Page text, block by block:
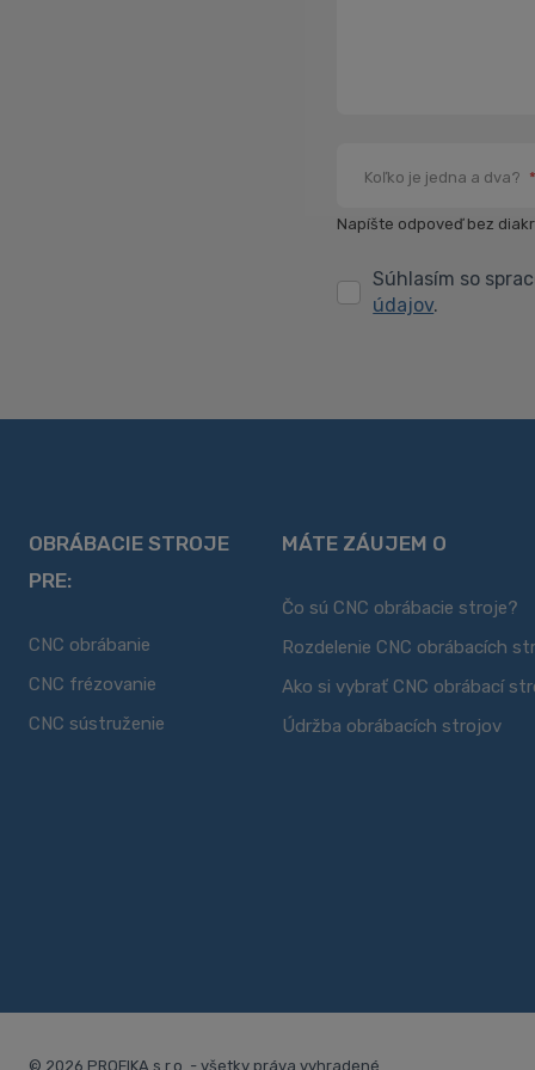
Koľko je jedna a dva? *
Napíšte odpoveď bez
Súhlasím
údajov.
Súhlasím so
údajov.
OBRÁBACIE STROJE
PRE:
CNC obrábanie
CNC frézovanie
CNC sústruženie
MÁTE ZÁUJEM O
Čo sú CNC obrábacie stroje?
Rozdelenie CNC obrábacích
Ako si vybrať CNC obrábací
Údržba obrábacích strojov
© 2026 PROFIKA s.r.o. - všetky práva vyhradené